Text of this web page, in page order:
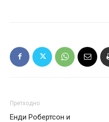
Претходно
Енди Робертсон и